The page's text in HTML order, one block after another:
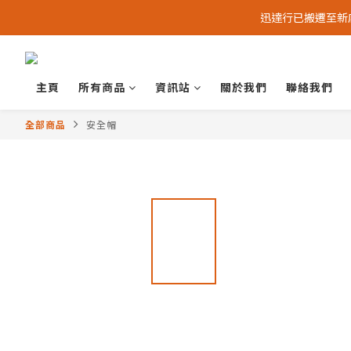
迅達行已搬遷至
主頁 所有商品 資訊站 關於我們 聯絡我們
全部商品 安全帽